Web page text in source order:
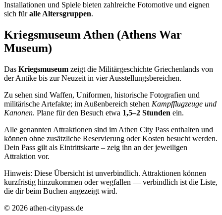
Installationen und Spiele bieten zahlreiche Fotomotive und eignen
sich füralle Altersgruppen.
Kriegsmuseum Athen (Athens War
Museum)
Das Kriegsmuseum zeigt die Militärgeschichte Griechenlands von
der Antike bis zur Neuzeit in vier Ausstellungsbereichen.
Zu sehen sind Waffen, Uniformen, historische Fotografien und
militärische Artefakte; im Außenbereich stehen Kampfflugzeuge und
Kanonen. Plane für den Besuch etwa 1,5–2 Stunden ein.
Alle genannten Attraktionen sind im Athen City Pass enthalten und
können ohne zusätzliche Reservierung oder Kosten besucht werden.
Dein Pass gilt als Eintrittskarte – zeig ihn an der jeweiligen
Attraktion vor.
Hinweis: Diese Übersicht ist unverbindlich. Attraktionen können
kurzfristig hinzukommen oder wegfallen — verbindlich ist die Liste,
die dir beim Buchen angezeigt wird.
© 2026 athen-citypass.de